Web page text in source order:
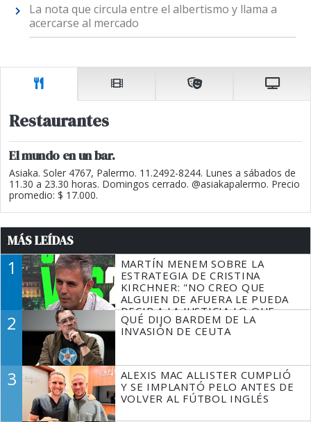
La nota que circula entre el albertismo y llama a
acercarse al mercado
Restaurantes
El mundo en un bar.
Asiaka. Soler 4767, Palermo. 11.2492-8244. Lunes a sábados de
11.30 a 23.30 horas. Domingos cerrado. @asiakapalermo. Precio
promedio: $ 17.000.
MÁS LEÍDAS
1
MARTÍN MENEM SOBRE LA
ESTRATEGIA DE CRISTINA
KIRCHNER: "NO CREO QUE
ALGUIEN DE AFUERA LE PUEDA
DECIR A LA JUSTICIA LO QUE
TIENE QUE HACER"
2
QUÉ DIJO BARDEM DE LA
INVASIÓN DE CEUTA
3
ALEXIS MAC ALLISTER CUMPLIÓ
Y SE IMPLANTÓ PELO ANTES DE
VOLVER AL FÚTBOL INGLÉS